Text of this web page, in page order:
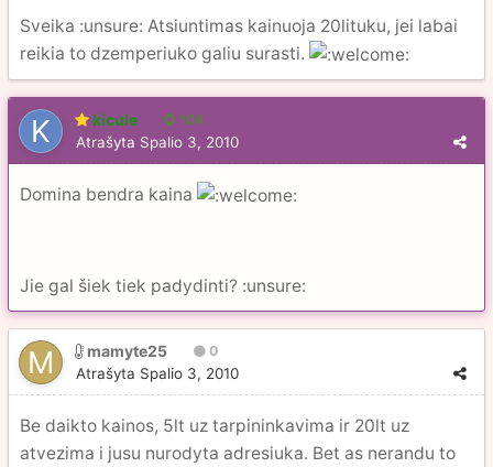
Sveika :unsure: Atsiuntimas kainuoja 20lituku, jei labai
reikia to dzemperiuko galiu surasti.
kicule 104
Atrašyta Spalio 3, 2010
Domina bendra kaina
Jie gal šiek tiek padydinti? :unsure:
mamyte25 0
Atrašyta Spalio 3, 2010
Be daikto kainos, 5lt uz tarpininkavima ir 20lt uz
atvezima i jusu nurodyta adresiuka. Bet as nerandu to